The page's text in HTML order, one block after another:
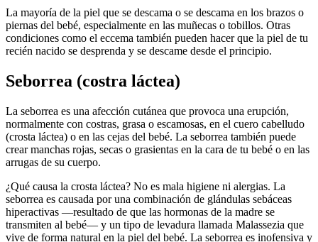
La mayoría de la piel que se descama o se descama en los brazos o
piernas del bebé, especialmente en las muñecas o tobillos. Otras
condiciones como el eccema también pueden hacer que la piel de tu
recién nacido se desprenda y se descame desde el principio.
Seborrea (costra láctea)
La seborrea es una afección cutánea que provoca una erupción,
normalmente con costras, grasa o escamosas, en el cuero cabelludo
(crosta láctea) o en las cejas del bebé. La seborrea también puede
crear manchas rojas, secas o grasientas en la cara de tu bebé o en las
arrugas de su cuerpo.
¿Qué causa la crosta láctea? No es mala higiene ni alergias. La
seborrea es causada por una combinación de glándulas sebáceas
hiperactivas —resultado de que las hormonas de la madre se
transmiten al bebé— y un tipo de levadura llamada Malassezia que
vive de forma natural en la piel del bebé. La seborrea es inofensiva y